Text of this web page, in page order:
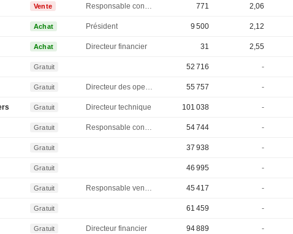
Vente Responsable conformite 771 2,06
Achat Président 9 500 2,12
Achat Directeur financier 31 2,55
Gratuit 52 716 -
Gratuit Directeur des operations 55 757 -
Gratuit Directeur technique 101 038 -
Gratuit Responsable conformite 54 744 -
Gratuit 37 938 -
Gratuit 46 995 -
Gratuit Responsable ventes & marketing 45 417 -
Gratuit 61 459 -
Gratuit Directeur financier 94 889 -